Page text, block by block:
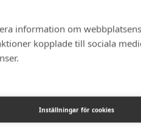
20,
News! Euro-Top
The Euro-Top FrontFix
information om webbplatsens
kopplade till sociala
Inställningar för cookies